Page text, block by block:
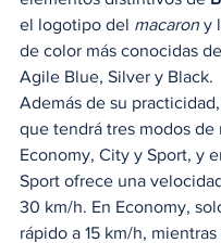
el logotipo del macaron y
de color más conocidas
Agile Blue, Silver y Black.
Además de su
que tendrá tres modos de
Economy, City y Sport, y
Sport ofrece una
30 km/h. En Economy,
rápido a 15 km/h,